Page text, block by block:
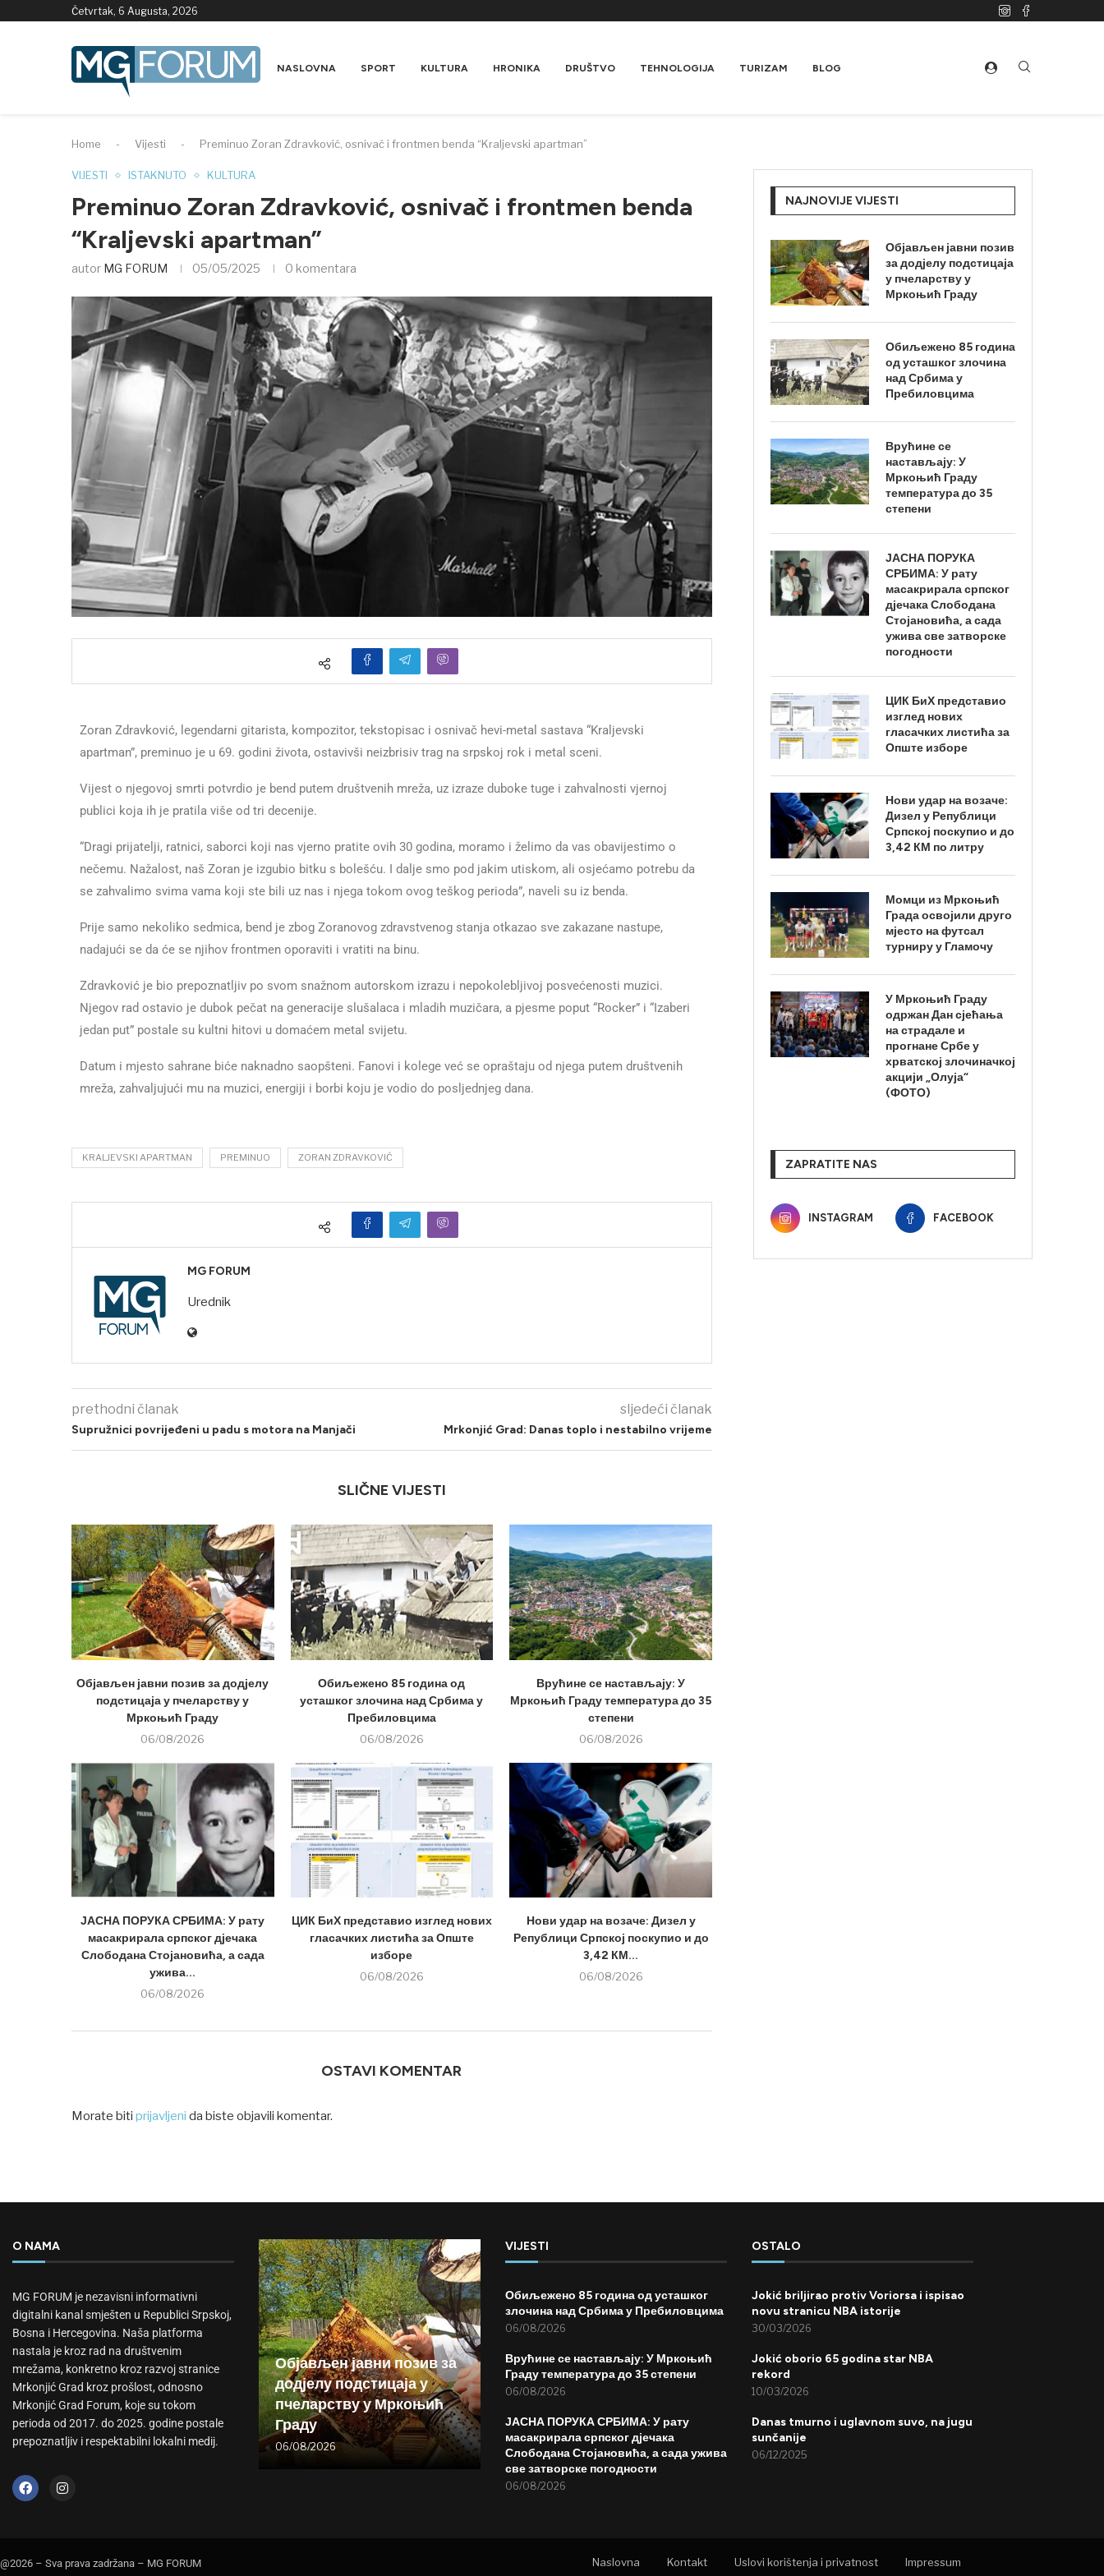
Četvrtak, 6 Augusta, 2026
NASLOVNA SPORT KULTURA HRONIKA DRUŠTVO TEHNOLOGIJA TURIZAM BLOG
Home - Vijesti - Preminuo Zoran Zdravković, osnivač i frontmen benda “Kraljevski apartman”
VIJESTI ISTAKNUTO KULTURA
Preminuo Zoran Zdravković, osnivač i frontmen benda
“Kraljevski apartman”
autor MG FORUM 05/05/2025 0 komentara
Zoran Zdravković, legendarni gitarista, kompozitor, tekstopisac i osnivač hevi-metal sastava “Kraljevski
apartman”, preminuo je u 69. godini života, ostavivši neizbrisiv trag na srpskoj rok i metal sceni.
Vijest o njegovoj smrti potvrdio je bend putem društvenih mreža, uz izraze duboke tuge i zahvalnosti vjernoj
publici koja ih je pratila više od tri decenije.
“Dragi prijatelji, ratnici, saborci koji nas vjerno pratite ovih 30 godina, moramo i želimo da vas obavijestimo o
nečemu. Nažalost, naš Zoran je izgubio bitku s bolešću. I dalje smo pod jakim utiskom, ali osjećamo potrebu da
se zahvalimo svima vama koji ste bili uz nas i njega tokom ovog teškog perioda”, naveli su iz benda.
Prije samo nekoliko sedmica, bend je zbog Zoranovog zdravstvenog stanja otkazao sve zakazane nastupe,
nadajući se da će se njihov frontmen oporaviti i vratiti na binu.
Zdravković je bio prepoznatljiv po svom snažnom autorskom izrazu i nepokolebljivoj posvećenosti muzici.
Njegov rad ostavio je dubok pečat na generacije slušalaca i mladih muzičara, a pjesme poput “Rocker” i “Izaberi
jedan put” postale su kultni hitovi u domaćem metal svijetu.
Datum i mjesto sahrane biće naknadno saopšteni. Fanovi i kolege već se opraštaju od njega putem društvenih
mreža, zahvaljujući mu na muzici, energiji i borbi koju je vodio do posljednjeg dana.
KRALJEVSKI APARTMAN PREMINUO ZORAN ZDRAVKOVIĆ
MG FORUM
Urednik
prethodni članak
Supružnici povrijeđeni u padu s motora na Manjači
sljedeći članak
Mrkonjić Grad: Danas toplo i nestabilno vrijeme
SLIČNE VIJESTI
Објављен јавни позив за додјелу
подстицаја у пчеларству у
Мркоњић Граду
06/08/2026
Обиљежено 85 година од
усташког злочина над Србима у
Пребиловцима
06/08/2026
Врућине се настављају: У
Мркоњић Граду температура до 35
степени
06/08/2026
ЈАСНА ПОРУКА СРБИМА: У рату
масакрирала српског дјечака
Слободана Стојановића, а сада
ужива...
06/08/2026
ЦИК БиХ представио изглед нових
гласачких листића за Опште
изборе
06/08/2026
Нови удар на возаче: Дизел у
Републици Српској поскупио и до
3,42 КМ...
06/08/2026
OSTAVI KOMENTAR
Morate biti prijavljeni da biste objavili komentar.
NAJNOVIJE VIJESTI
Објављен јавни позив
за додјелу подстицаја
у пчеларству у
Мркоњић Граду
Обиљежено 85 година
од усташког злочина
над Србима у
Пребиловцима
Врућине се
настављају: У
Мркоњић Граду
температура до 35
степени
ЈАСНА ПОРУКА
СРБИМА: У рату
масакрирала српског
дјечака Слободана
Стојановића, а сада
ужива све затворске
погодности
ЦИК БиХ представио
изглед нових
гласачких листића за
Опште изборе
Нови удар на возаче:
Дизел у Републици
Српској поскупио и до
3,42 КМ по литру
Момци из Мркоњић
Града освојили друго
мјесто на футсал
турниру у Гламочу
У Мркоњић Граду
одржан Дан сјећања
на страдале и
прогнане Србе у
хрватској злочиначкој
акцији „Олуја“
(ФОТО)
ZAPRATITE NAS
INSTAGRAM FACEBOOK
O NAMA
MG FORUM je nezavisni informativni
digitalni kanal smješten u Republici Srpskoj,
Bosna i Hercegovina. Naša platforma
nastala je kroz rad na društvenim
mrežama, konkretno kroz razvoj stranice
Mrkonjić Grad kroz prošlost, odnosno
Mrkonjić Grad Forum, koje su tokom
perioda od 2017. do 2025. godine postale
prepoznatljiv i respektabilni lokalni medij.
Објављен јавни позив за
додјелу подстицаја у
пчеларству у Мркоњић
Граду
06/08/2026
VIJESTI
Обиљежено 85 година од усташког
злочина над Србима у Пребиловцима
06/08/2026
Врућине се настављају: У Мркоњић
Граду температура до 35 степени
06/08/2026
ЈАСНА ПОРУКА СРБИМА: У рату
масакрирала српског дјечака
Слободана Стојановића, а сада ужива
све затворске погодности
06/08/2026
OSTALO
Jokić briljirao protiv Voriorsa i ispisao
novu stranicu NBA istorije
30/03/2026
Jokić oborio 65 godina star NBA
rekord
10/03/2026
Danas tmurno i uglavnom suvo, na jugu
sunčanije
06/12/2025
@2026 – Sva prava zadržana – MG FORUM Naslovna Kontakt Uslovi korištenja i privatnost Impressum